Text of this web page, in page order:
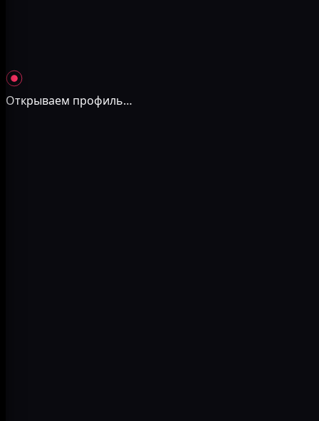
Открываем профиль…